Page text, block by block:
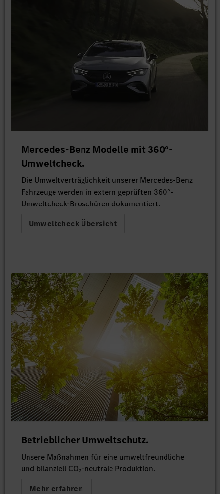
Mercedes-Benz Modelle mit 360°-
Umweltcheck.
Die Umweltverträglichkeit unserer Mercedes-Benz
Fahrzeuge werden in extern geprüften 360°-
Umweltcheck-Broschüren dokumentiert.
Umweltcheck Übersicht
Betrieblicher Umweltschutz.
Unsere Maßnahmen für eine umweltfreundliche
und bilanziell CO₂-neutrale Produktion.
Mehr erfahren